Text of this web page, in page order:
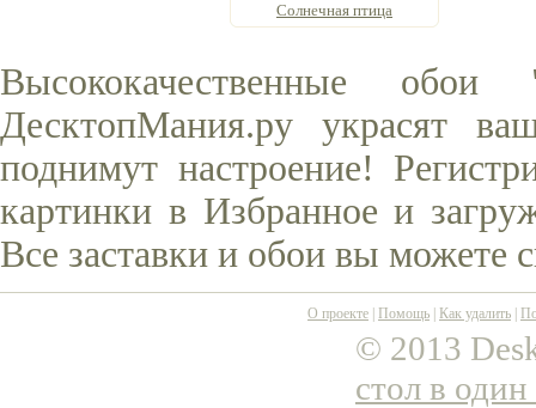
Солнечная птица
Высококачественные
ДесктопМания.ру украсят
поднимут настроение!
картинки в Избранное и
Все заставки и обои вы можете
О проекте Помощь Как удалить
© 2013
стол в